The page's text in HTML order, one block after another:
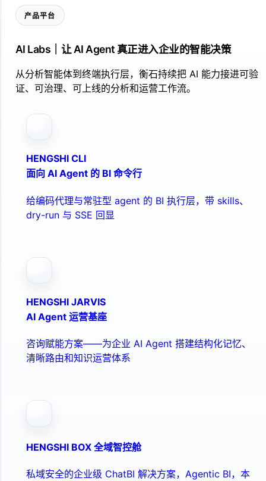
产品平台
AI Labs｜让 AI Agent 真正进入企业的智能决策
从分析智能体到终端执行层，衡石持续把 AI 能力接进可验
证、可治理、可上线的分析和运营工作流。
HENGSHI CLI
面向 AI Agent 的 BI 命令行
给编码代理与常驻型 agent 的 BI 执行层，带 skills、
dry-run 与 SSE 回显
HENGSHI JARVIS
AI Agent 运营基座
咨询赋能方案——为企业 AI Agent 搭建结构化记忆、
清晰路由和知识运营体系
HENGSHI BOX 全域智控舱
私域安全的企业级 ChatBI 解决方案，Agentic BI，本